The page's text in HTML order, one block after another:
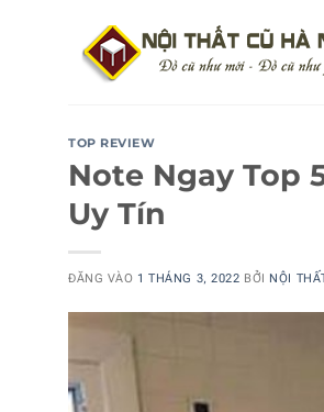
TOP REVIEW
Note Ngay Top
Uy Tín
ĐĂNG VÀO 1 THÁNG 3, 2022 BỞI NỘI